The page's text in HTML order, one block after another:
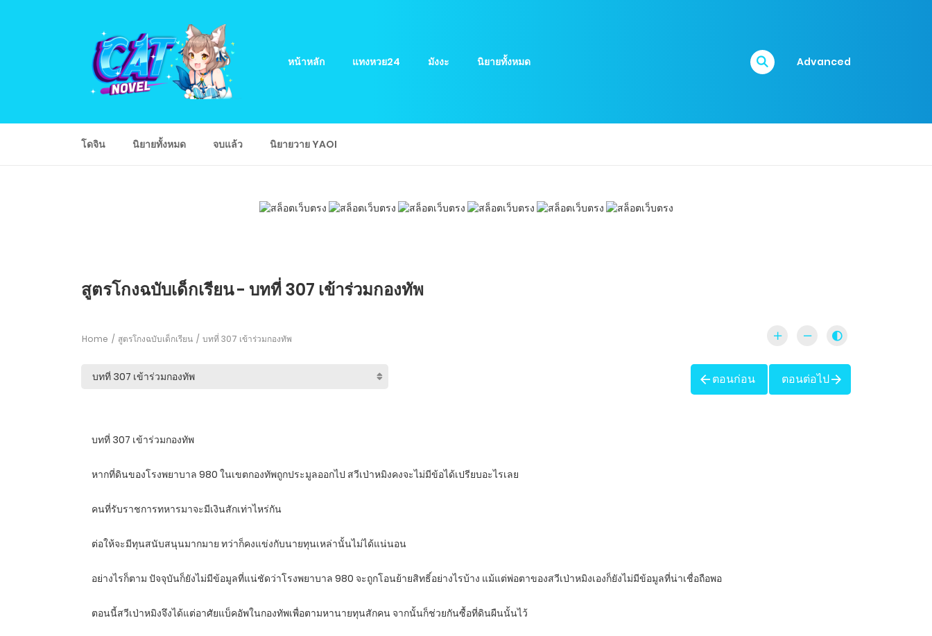
หน้าหลัก แทงหวย24 มังงะ นิยายทั้งหมด Advanced
โดจิน นิยายทั้งหมด จบแล้ว นิยายวาย YAOI
สูตรโกงฉบับเด็กเรียน - บทที่ 307 เข้าร่วมกองทัพ
Home สูตรโกงฉบับเด็กเรียน บทที่ 307 เข้าร่วมกองทัพ
ตอนก่อน ตอนต่อไป
บทที่ 307 เข้าร่วมกองทัพ
หากที่ดินของโรงพยาบาล 980 ในเขตกองทัพถูกประมูลออกไป สวีเป่าหมิงคงจะไม่มีข้อได้เปรียบอะไรเลย
คนที่รับราชการทหารมาจะมีเงินสักเท่าไหร่กัน
ต่อให้จะมีทุนสนับสนุนมากมาย ทว่าก็คงแข่งกับนายทุนเหล่านั้นไม่ได้แน่นอน
อย่างไรก็ตาม ปัจจุบันก็ยังไม่มีข้อมูลที่แน่ชัดว่าโรงพยาบาล 980 จะถูกโอนย้ายสิทธิ์อย่างไรบ้าง แม้แต่พ่อตาของสวีเป่าหมิงเองก็ยังไม่มีข้อมูลที่น่าเชื่อถือพอ
ตอนนี้สวีเป่าหมิงจึงได้แต่อาศัยแบ็คอัพในกองทัพเพื่อตามหานายทุนสักคน จากนั้นก็ช่วยกันซื้อที่ดินผืนนั้นไว้